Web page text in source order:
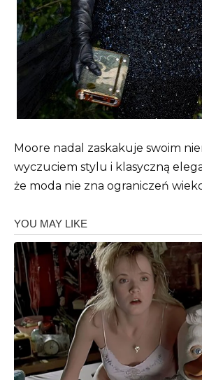
Moore nadal zaskakuje swoim
wyczuciem stylu i klasyczną
że moda nie zna ograniczeń